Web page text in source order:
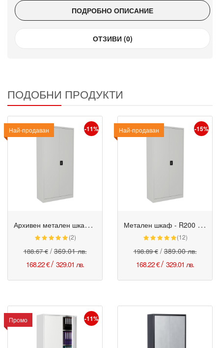
ПОДРОБНО ОПИСАНИЕ
ОТЗИВИ (0)
ПОДОБНИ ПРОДУКТИ
Промо
Най-продаван
Промо
-11%
А
рхивен метален шкаф - 900/400/1850
(2)
188.67 €/369.01 лв.
168.22 €/ 329.01 лв.
Промо
Най-продаван
Промо
-15%
М
етален шкаф - R200 - 800/400/2000
(12)
198.89 €/389.00 лв.
168.22 €/ 329.01 лв.
Промо -11%